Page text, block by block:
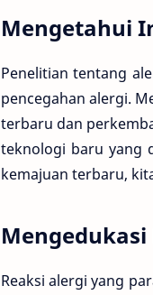
Mengetahui
Penelitian tentang
pencegahan alergi.
terbaru dan
teknologi baru yang
kemajuan terbaru,
Reaksi alergi yang